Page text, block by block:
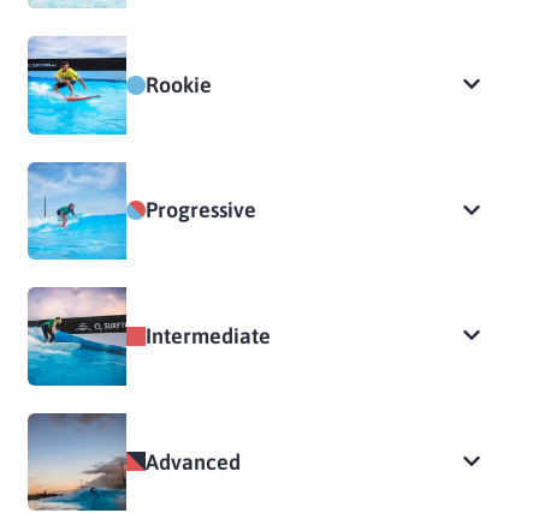
Rookie
Progressive
Intermediate
Advanced